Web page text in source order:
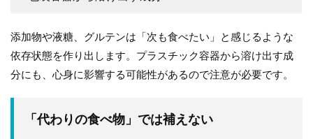
添加物や液糖、グルテンは「次も食べたい」と感じるような
依存状態を作り出します。プラスチック容器から溶け出す成
分にも、心身に影響する可能性があるので注意が必要です。
「代わりの食べ物」では補えない